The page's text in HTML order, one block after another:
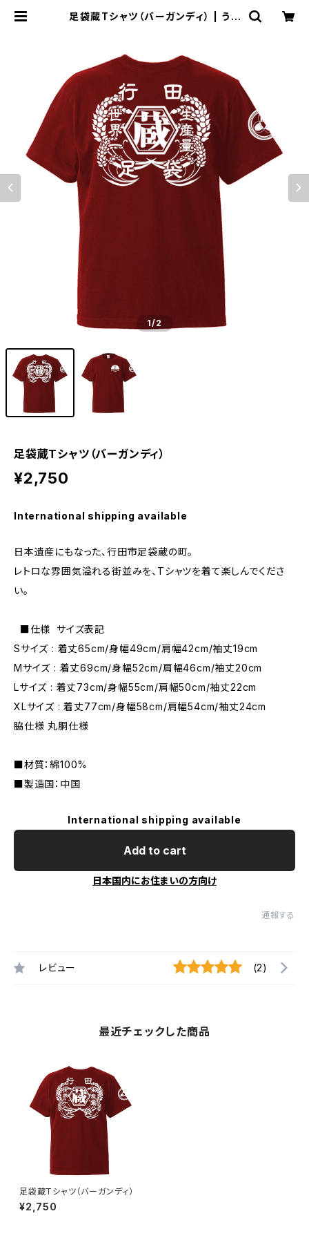
足袋蔵Tシャツ（バーガンディ） | うき
1/2
足袋蔵Tシャツ（バーガンディ）
¥2,750
International shipping available
日本遺産にもなった、行田市足袋蔵の町。
レトロな雰囲気溢れる街並みを、Tシャツを着て楽しんでくださ
い。
■仕様 サイズ表記
Sサイズ : 着丈65cm/身幅49cm/肩幅42cm/袖丈19cm
Mサイズ : 着丈69cm/身幅52cm/肩幅46cm/袖丈20cm
Lサイズ : 着丈73cm/身幅55cm/肩幅50cm/袖丈22cm
XLサイズ : 着丈77cm/身幅58cm/肩幅54cm/袖丈24cm
脇仕様 丸胴仕様
■材質：綿100%
■製造国：中国
International shipping available
Add to cart
日本国内にお住まいの方向け
通報する
レビュー (2)
最近チェックした商品
足袋蔵Tシャツ（バーガンディ）
¥2,750